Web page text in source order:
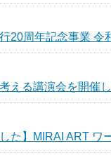
20周年記念事業
える講演会を開催し
た】MIRAI ART